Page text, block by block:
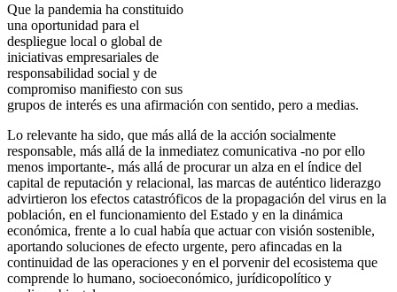
Que la pandemia ha constituido
una oportunidad para el
despliegue local o global de
iniciativas empresariales de
responsabilidad social y de
compromiso manifiesto con sus
grupos de interés es una afirmación con sentido, pero a medias.
Lo relevante ha sido, que más allá de la acción socialmente
responsable, más allá de la inmediatez comunicativa -no por ello
menos importante-, más allá de procurar un alza en el índice del
capital de reputación y relacional, las marcas de auténtico liderazgo
advirtieron los efectos catastróficos de la propagación del virus en la
población, en el funcionamiento del Estado y en la dinámica
económica, frente a lo cual había que actuar con visión sostenible,
aportando soluciones de efecto urgente, pero afincadas en la
continuidad de las operaciones y en el porvenir del ecosistema que
comprende lo humano, socioeconómico, jurídicopolítico y